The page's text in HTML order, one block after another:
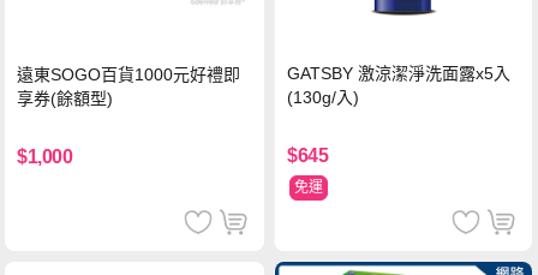
遠東SOGO百貨1000元好禮即
享券(餘額型)
$1,000
GATSBY 激涼潔淨洗面露x5入
(130g/入)
$645
免運